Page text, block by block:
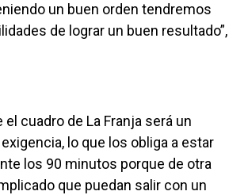
un buen orden tendremos
de lograr un buen resultado”,
cuadro de La Franja será un
lo que los obliga a estar
los 90 minutos porque de otra
que puedan salir con un